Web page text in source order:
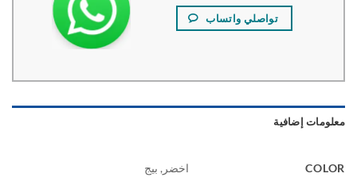
تواصلي واتساب
إضافية
اخضر, بيج